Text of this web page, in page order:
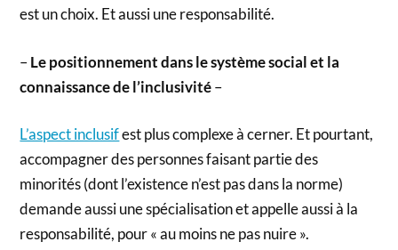
est un choix. Et aussi une responsabilité.
–Le positionnement dans le système social et la
connaissance de l’inclusivité–
L’aspect inclusifest plus complexe à cerner. Et pourtant,
accompagner des personnes faisant partie des
minorités (dont l’existence n’est pas dans la norme)
demande aussi une spécialisation et appelle aussi à la
responsabilité, pour « au moins ne pas nuire ».